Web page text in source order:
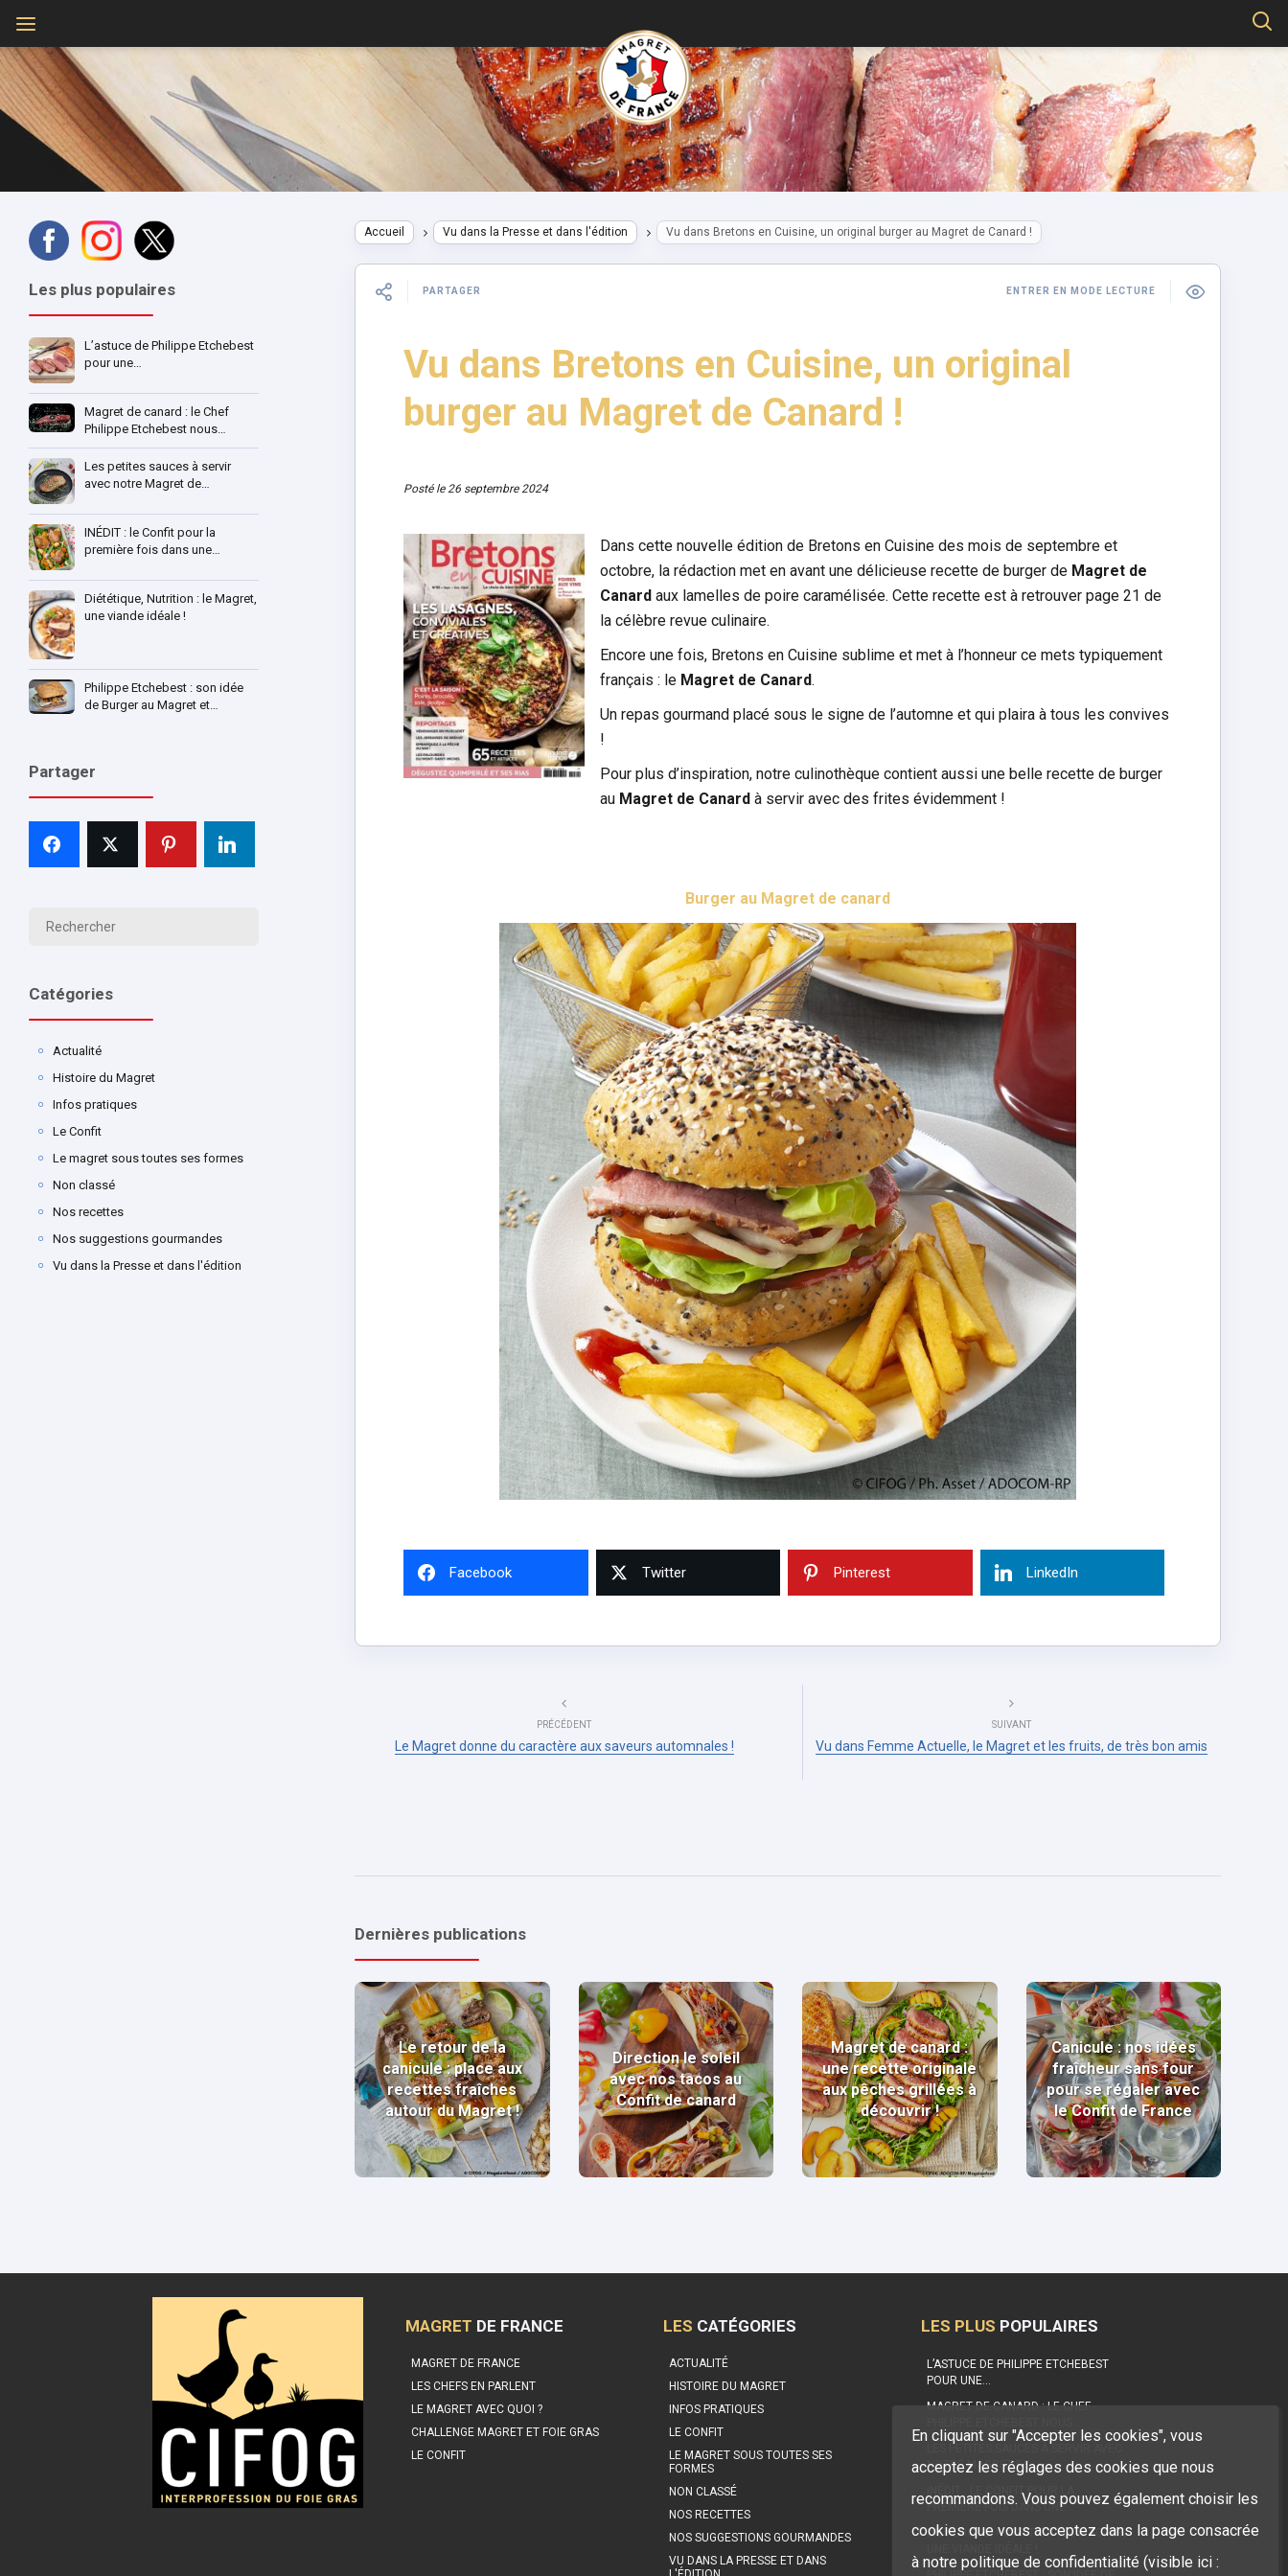
Les plus populaires
L’astuce de Philippe Etchebest
pour une…
Magret de canard : le Chef
Philippe Etchebest nous…
Les petites sauces à servir
avec notre Magret de…
INÉDIT : le Confit pour la
première fois dans une…
Diététique, Nutrition : le Magret,
une viande idéale !
Philippe Etchebest : son idée
de Burger au Magret et…
Partager
Catégories
Actualité
Histoire du Magret
Infos pratiques
Le Confit
Le magret sous toutes ses formes
Non classé
Nos recettes
Nos suggestions gourmandes
Vu dans la Presse et dans l'édition
Accueil Vu dans la Presse et dans l'édition Vu dans Bretons en Cuisine, un original burger au Magret de Canard !
PARTAGER ENTRER EN MODE LECTURE
Vu dans Bretons en Cuisine, un original
burger au Magret de Canard !
Posté le26 septembre 2024
Dans cette nouvelle édition de Bretons en Cuisine des mois de septembre et
octobre, la rédaction met en avant une délicieuse recette de burger de Magret de
Canard aux lamelles de poire caramélisée. Cette recette est à retrouver page 21 de
la célèbre revue culinaire.
Encore une fois, Bretons en Cuisine sublime et met à l’honneur ce mets typiquement
français : le Magret de Canard.
Un repas gourmand placé sous le signe de l’automne et qui plaira à tous les convives
!
Pour plus d’inspiration, notre culinothèque contient aussi une belle recette de burger
au Magret de Canard à servir avec des frites évidemment !
Burger au Magret de canard
Facebook Twitter Pinterest LinkedIn
PRÉCÉDENT
Le Magret donne du caractère aux saveurs automnales !
SUIVANT
Vu dans Femme Actuelle, le Magret et les fruits, de très bon amis
Dernières publications
Le retour de la
canicule : place aux
recettes fraîches
autour du Magret !
Direction le soleil
avec nos tacos au
Confit de canard
Magret de canard :
une recette originale
aux pêches grillées à
découvrir !
Canicule : nos idées
fraîcheur sans four
pour se régaler avec
le Confit de France
MAGRET DE FRANCE
MAGRET DE FRANCE
LES CHEFS EN PARLENT
LE MAGRET AVEC QUOI ?
CHALLENGE MAGRET ET FOIE GRAS
LE CONFIT
LES CATÉGORIES
ACTUALITÉ
HISTOIRE DU MAGRET
INFOS PRATIQUES
LE CONFIT
LE MAGRET SOUS TOUTES SES
FORMES
NON CLASSÉ
NOS RECETTES
NOS SUGGESTIONS GOURMANDES
VU DANS LA PRESSE ET DANS
LES PLUS POPULAIRES
L’ASTUCE DE PHILIPPE ETCHEBEST
POUR UNE…
MAGRET DE CANARD : LE CHEF
NOTRE MAGRET DE…
INÉDIT : LE CONFIT POUR LA
PREMIÈRE FOIS DANS UNE…
DIÉTÉTIQUE, NUTRITION : LE MAGRET,
En cliquant sur "Accepter les cookies", vous
acceptez les réglages des cookies que nous
recommandons. Vous pouvez également choisir les
cookies que vous acceptez dans la page consacrée
à notre politique de confidentialité (visible ici :